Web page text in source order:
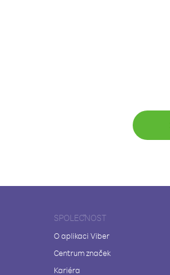
SPOLEČNOST
O aplikaci Viber
Centrum značek
Kariéra